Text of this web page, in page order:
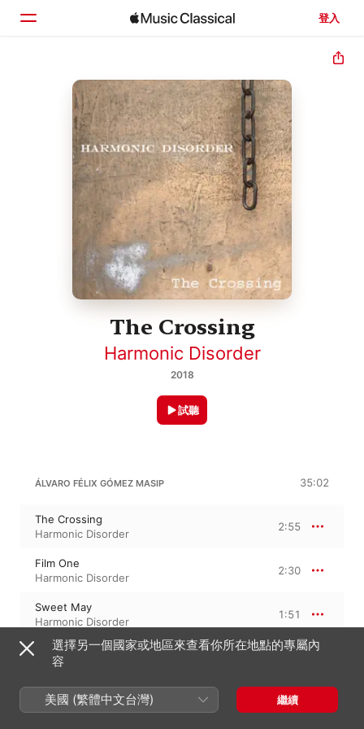
登入
首頁
瀏覽
搜尋
The Crossing
Harmonic Disorder
2018
試聽
ÁLVARO FÉLIX GÓMEZ MASIP 35:02
The Crossing
Harmonic Disorder
2:55
Film One
Harmonic Disorder
2:30
Sweet May
Harmonic Disorder
1:51
Melodia Para Claudia
Harmonic Disorder
Happy Week
Harmonic Disorder
3:23
選擇另一個國家或地區來查看你所在地點的專屬內
容
美國 (繁體中文台灣) 繼續